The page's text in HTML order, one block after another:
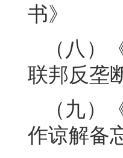
书》
（八）
联邦反垄
（九）
作谅解备